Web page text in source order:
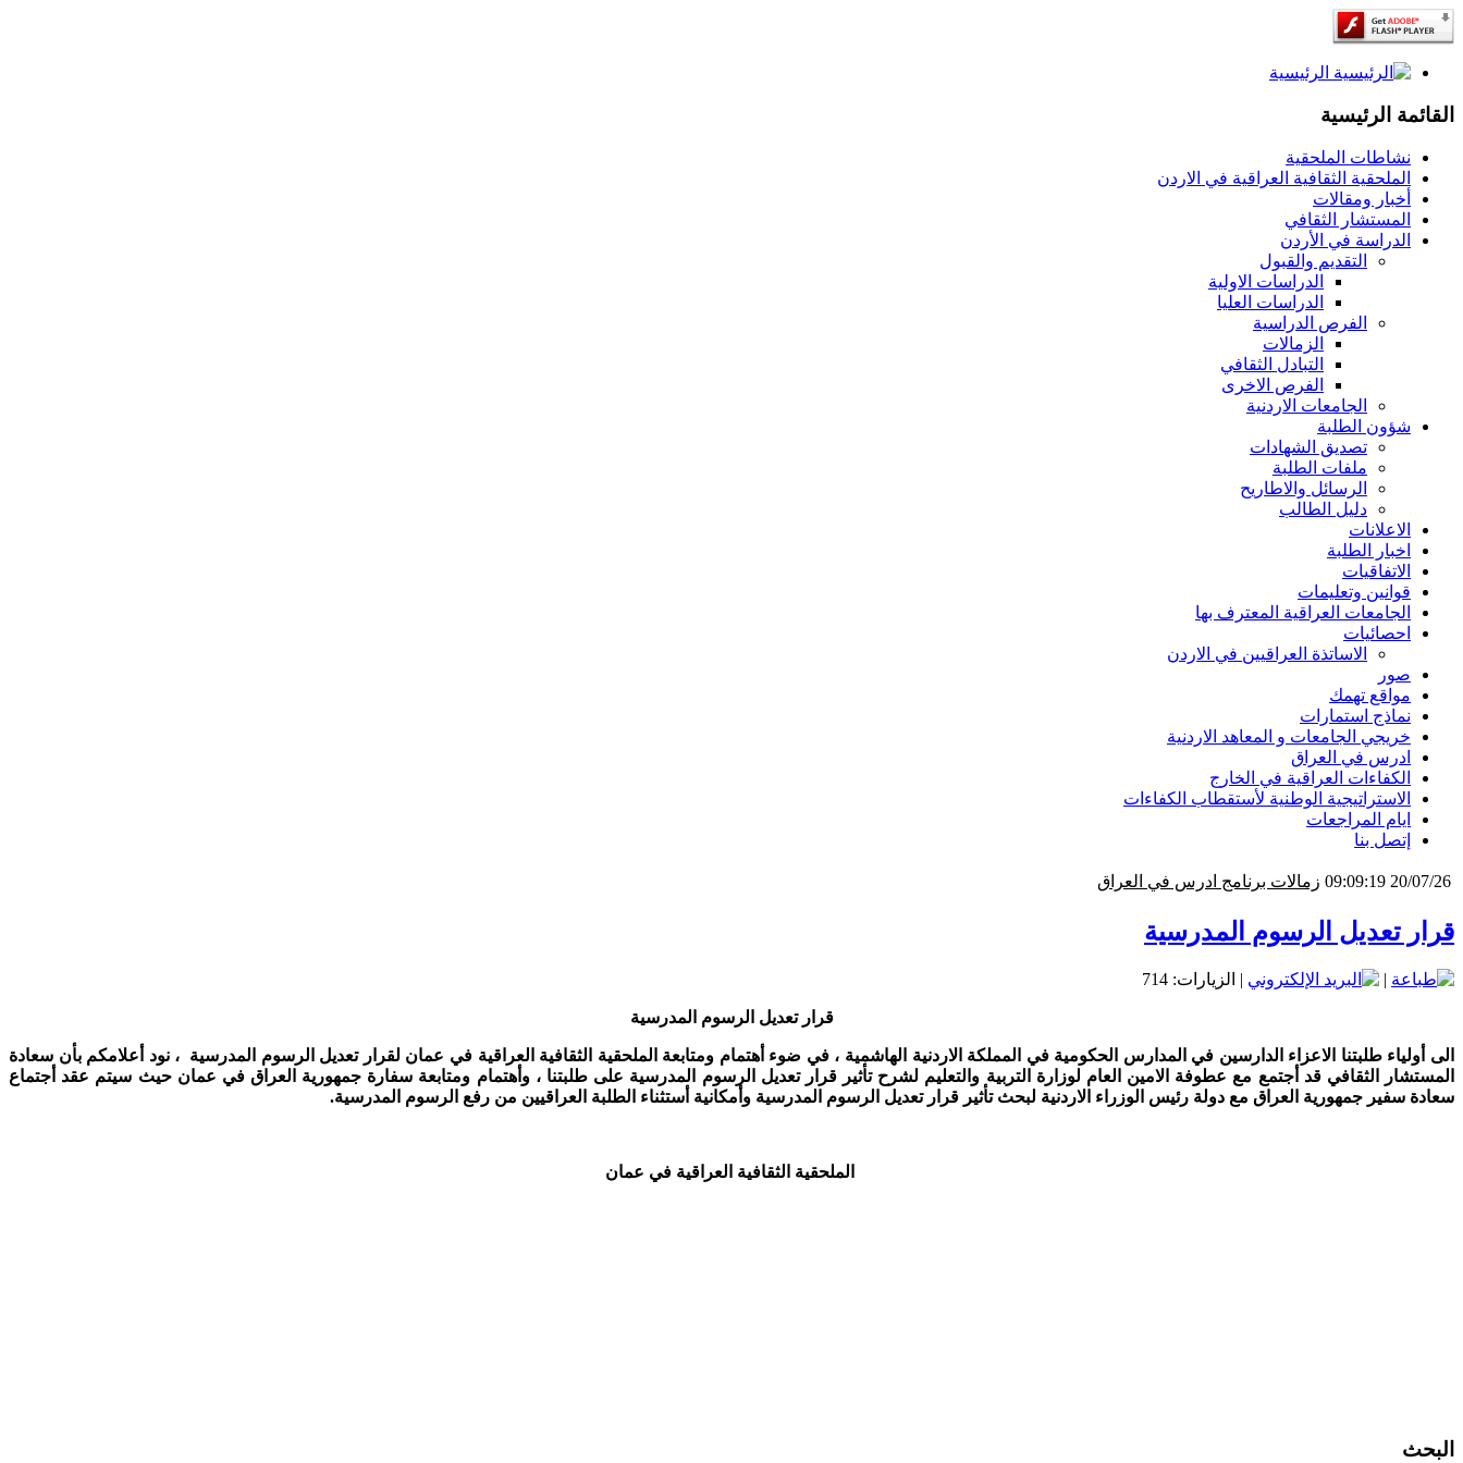
الرئيسية
القائمة الرئيسية
نشاطات الملحقية
الملحقية الثقافية العراقية في الاردن
أخبار ومقالات
المستشار الثقافي
الدراسة في الأردن
التقديم والقبول
الدراسات الاولية
الدراسات العليا
الفرص الدراسية
الزمالات
التبادل الثقافي
الفرص الاخرى
الجامعات الاردنية
شؤون الطلبة
تصديق الشهادات
ملفات الطلبة
الرسائل والاطاريح
دليل الطالب
الاعلانات
اخبار الطلبة
الاتفاقيات
قوانين وتعليمات
الجامعات العراقية المعترف بها
احصائيات
الاساتذة العراقيين في الاردن
صور
مواقع تهمك
نماذج استمارات
خريجي الجامعات و المعاهد الاردنية
ادرس في العراق
الكفاءات العراقية في الخارج
الاستراتيجية الوطنية لأستقطاب الكفاءات
ايام المراجعات
إتصل بنا
28/06/26 11:00:30 جامعة ديالى - برنامج ادرس في العراق
قرار تعديل الرسوم المدرسية
| | الزيارات: 714
قرار تعديل الرسوم المدرسية
الى أولياء طلبتنا الاعزاء الدارسين في المدارس الحكومية في المملكة الاردنية الهاشمية ، في ضوء أهتمام ومتابعة الملحقية الثقافية العراقية في عمان لقرار تعديل الرسوم المدرسية ، نود أعلامكم بأن سعادة
المستشار الثقافي قد أجتمع مع عطوفة الامين العام لوزارة التربية والتعليم لشرح تأثير قرار تعديل الرسوم المدرسية على طلبتنا ، وأهتمام ومتابعة سفارة جمهورية العراق في عمان حيث سيتم عقد أجتماع
سعادة سفير جمهورية العراق مع دولة رئيس الوزراء الاردنية لبحث تأثير قرار تعديل الرسوم المدرسية وأمكانية أستثناء الطلبة العراقيين من رفع الرسوم المدرسية.
الملحقية الثقافية العراقية في عمان
البحث